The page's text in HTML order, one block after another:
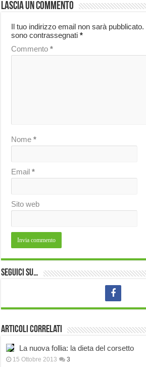
Lascia un commento
Il tuo indirizzo email non sarà pubblicato.
sono contrassegnati*
Commento*
Nome*
Email*
Sito web
Seguici su…
Articoli correlati
La nuova follia: la dieta del corsetto
15 Ottobre 2013 3